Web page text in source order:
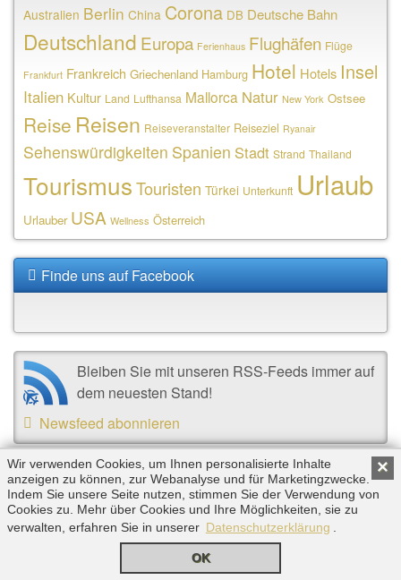
Australien Berlin China Corona DB Deutsche Bahn
Deutschland Europa Ferienhaus Flughäfen Flüge
Frankfurt Frankreich Griechenland Hamburg Hotel Hotels Insel
Italien Kultur Land Lufthansa Mallorca Natur New York Ostsee
Reise Reisen Reiseveranstalter Reiseziel Ryanair
Sehenswürdigkeiten Spanien Stadt Strand Thailand
TourismusTouristen Türkei Unterkunft Urlaub
Urlauber USA Wellness Österreich
Finde uns auf Facebook
Bleiben Sie mit unseren RSS-Feeds immer auf
dem neuesten Stand!
Newsfeed abonnieren
Copyright © 2026 by Triplemind GmbH. Alle Rechte
vorbehalten. |Impressum|Datenschutz
×
Wir verwenden Cookies, um Ihnen personalisierte Inhalte
anzeigen zu können, zur Webanalyse und für Marketingzwecke.
Indem Sie unsere Seite nutzen, stimmen Sie der Verwendung von
Cookies zu. Mehr über Cookies und Ihre Möglichkeiten, sie zu
verwalten, erfahren Sie in unserer Datenschutzerklärung
OK